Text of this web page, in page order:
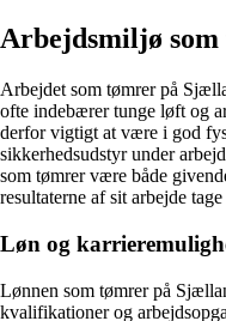
Arbejdsmiljø
Arbejdet som tømrer på
ofte indebærer tunge løft og
derfor vigtigt at være i god
sikkerhedsudstyr under
som tømrer være både
resultaterne af sit arbejde
Løn og
Lønnen som tømrer på
kvalifikationer og